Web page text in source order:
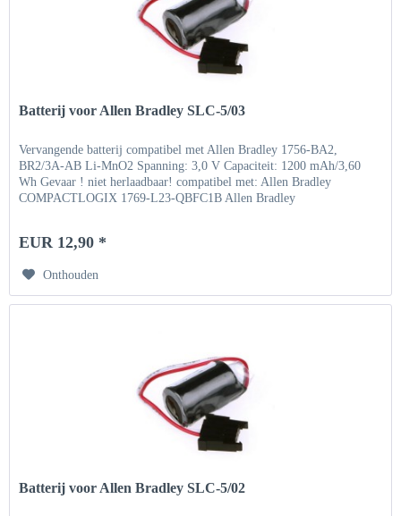
Batterij voor Allen Bradley SLC-5/03
Vervangende batterij compatibel met Allen Bradley 1756-BA2,
BR2/3A-AB Li-MnO2 Spanning: 3,0 V Capaciteit: 1200 mAh/3,60
Wh Gevaar ! niet herlaadbaar! compatibel met: Allen Bradley
COMPACTLOGIX 1769-L23-QBFC1B Allen Bradley
EUR 12,90 *
Onthouden
Batterij voor Allen Bradley SLC-5/02